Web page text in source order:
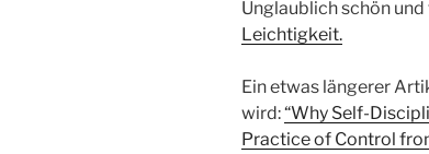
Unglaublich schön
Leichtigkeit.
Ein etwas längerer
wird:“Why Self-
Practice of Control